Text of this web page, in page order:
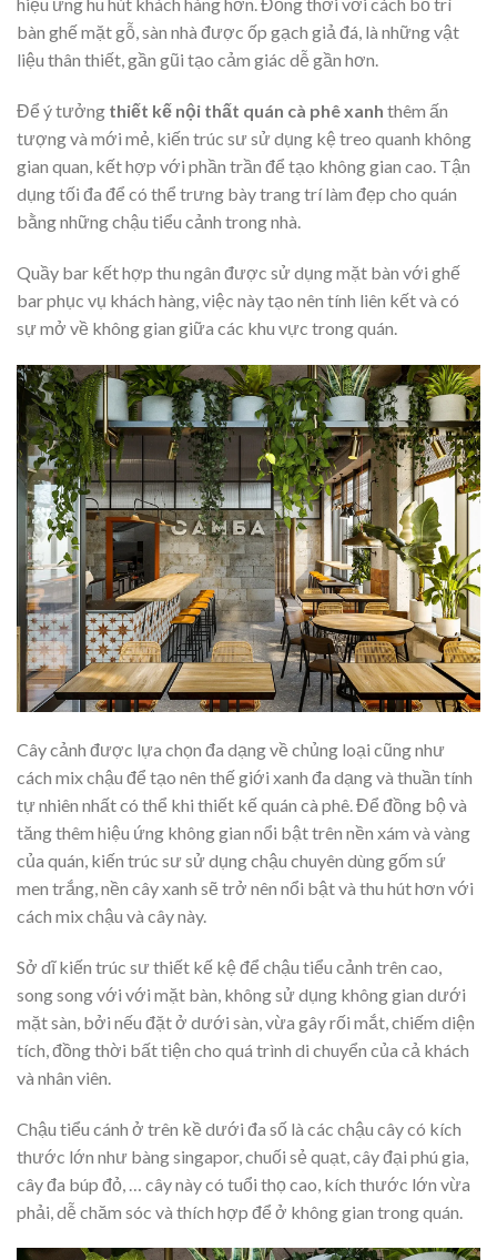
hiệu ứng hu hút khách hàng hơn. Đồng thời với cách bố trí
bàn ghế mặt gỗ, sàn nhà được ốp gạch giả đá, là những vật
liệu thân thiết, gần gũi tạo cảm giác dễ gần hơn.
Để ý tưởng thiết kế nội thất quán cà phê xanh thêm ấn
tượng và mới mẻ, kiến trúc sư sử dụng kệ treo quanh không
gian quan, kết hợp với phần trần để tạo không gian cao. Tận
dụng tối đa để có thể trưng bày trang trí làm đẹp cho quán
bằng những chậu tiểu cảnh trong nhà.
Quầy bar kết hợp thu ngân được sử dụng mặt bàn với ghế
bar phục vụ khách hàng, việc này tạo nên tính liên kết và có
sự mở về không gian giữa các khu vực trong quán.
Cây cảnh được lựa chọn đa dạng về chủng loại cũng như
cách mix chậu để tạo nên thế giới xanh đa dạng và thuần tính
tự nhiên nhất có thể khi thiết kế quán cà phê. Để đồng bộ và
tăng thêm hiệu ứng không gian nổi bật trên nền xám và vàng
của quán, kiến trúc sư sử dụng chậu chuyên dùng gốm sứ
men trắng, nền cây xanh sẽ trở nên nổi bật và thu hút hơn với
cách mix chậu và cây này.
Sở dĩ kiến trúc sư thiết kế kệ để chậu tiểu cảnh trên cao,
song song với với mặt bàn, không sử dụng không gian dưới
mặt sàn, bởi nếu đặt ở dưới sàn, vừa gây rối mắt, chiếm diện
tích, đồng thời bất tiện cho quá trình di chuyển của cả khách
và nhân viên.
Chậu tiểu cánh ở trên kề dưới đa số là các chậu cây có kích
thước lớn như bàng singapor, chuối sẻ quạt, cây đại phú gia,
cây đa búp đỏ, … cây này có tuổi thọ cao, kích thước lớn vừa
phải, dễ chăm sóc và thích hợp để ở không gian trong quán.